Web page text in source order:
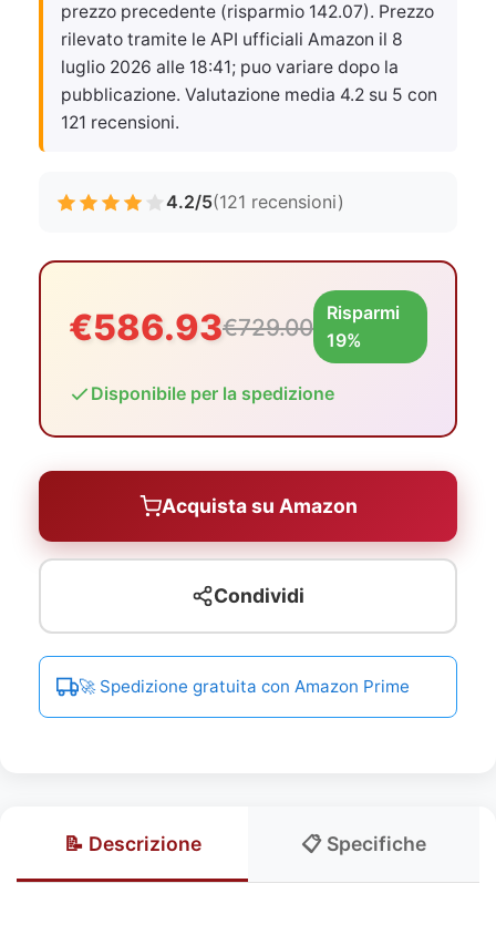
prezzo precedente (risparmio 142.07). Prezzo
rilevato tramite le API ufficiali Amazon il 8
luglio 2026 alle 18:41; puo variare dopo la
pubblicazione. Valutazione media 4.2 su 5 con
121 recensioni.
4.2/5(121 recensioni)
€586.93€729.00
Risparmi
19%
Disponibile per la spedizione
Acquista su Amazon
Condividi
🚀 Spedizione gratuita con Amazon Prime
📝 Descrizione 📋 Specifiche